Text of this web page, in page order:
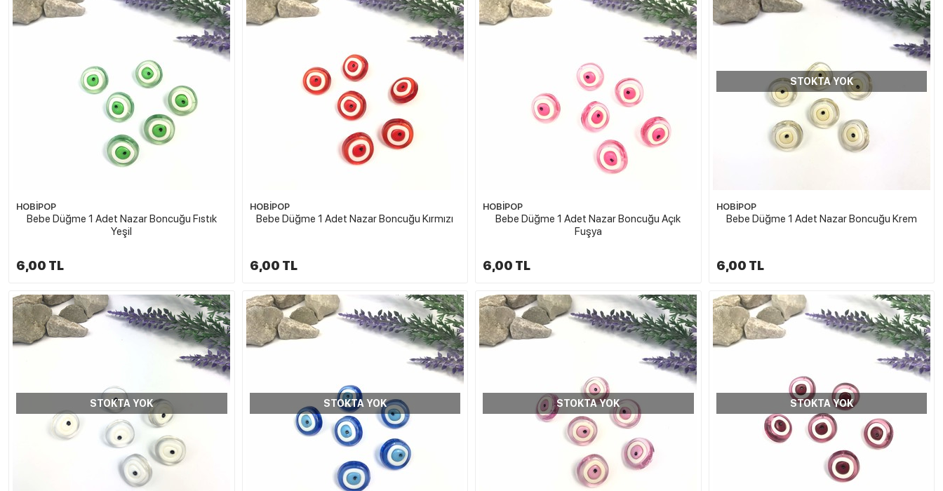
HOBİPOP
Bebe Düğme 1 Adet Nazar Boncuğu Fıstık
Yeşil
6,00 TL
HOBİPOP
Bebe Düğme 1 Adet Nazar Boncuğu Kırmızı
6,00 TL
HOBİPOP
Bebe Düğme 1 Adet Nazar Boncuğu Açık
Fuşya
6,00 TL
STOKTA YOK
HOBİPOP
Bebe Düğme 1 Adet Nazar Boncuğu Krem
6,00 TL
STOKTA YOK STOKTA YOK STOKTA YOK STOKTA YOK